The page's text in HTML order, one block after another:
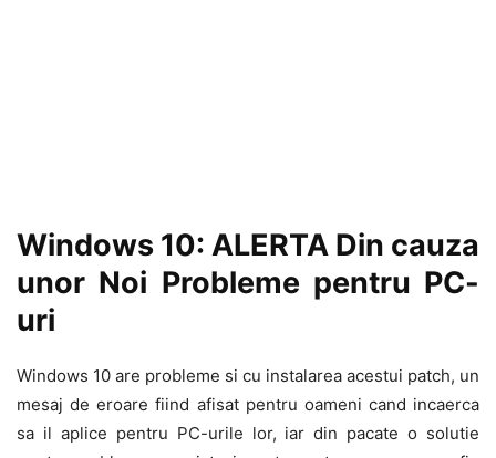
Windows 10: ALERTA Din cauza
unor Noi Probleme pentru PC-
uri
Windows 10 are probleme si cu instalarea acestui patch, un
mesaj de eroare fiind afisat pentru oameni cand incaerca
sa il aplice pentru PC-urile lor, iar din pacate o solutie